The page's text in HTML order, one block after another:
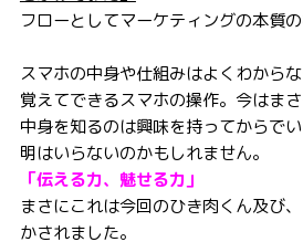
フローとしてマーケティングの本質の
スマホの中身や仕組みはよくわから
覚えてできるスマホの操作。今はまさ
中身を知るのは興味を持ってからで
明はいらないのかもしれません。
「伝える力、魅せる力」
まさにこれは今回のひき肉くん及び
かされました。